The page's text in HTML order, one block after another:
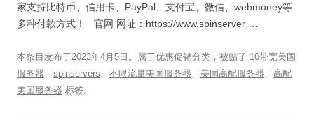
家支持比特币、信用卡、PayPal、支付宝、微信、webmoney等
多种付款方式！ 官网 网址：https://www.spinserver …
本条目发布于2023年4月5日 。属于优惠促销分类，被贴了 10带宽美国
服务器
spinservers 不限流量美国服务器 美国高配服务器
高配
美国服务器 标签。